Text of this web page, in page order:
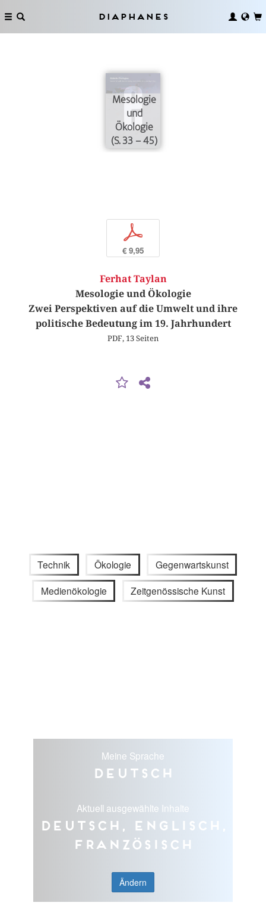
Diaphanes
Mesologie
und
Ökologie
(S. 33 – 45)
p
€ 9,95
Ferhat Taylan
Mesologie und Ökologie
Zwei Perspektiven auf die Umwelt und ihre
politische Bedeutung im 19. Jahrhundert
PDF, 13 Seiten
Technik Ökologie Gegenwartskunst
Medienökologie Zeitgenössische Kunst
Meine Sprache
Deutsch
Aktuell ausgewählte Inhalte
Deutsch, Englisch,
Französisch
Ändern